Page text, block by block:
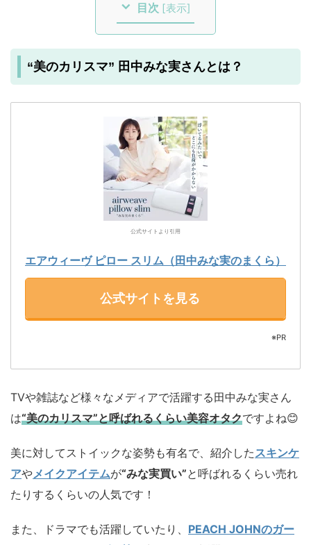
目次 [表示]
“美のカリスマ” 田中みな実さんとは？
公式サイトより引用
エアウィーヴ ピロー スリム（田中みな実のまくら）
公式サイトを見る
※PR
TVや雑誌など様々なメディアで活躍する田中みな実さん
は“美のカリスマ”と呼ばれるくらい美容オタクですよね😊
美に対してストイックな姿勢も有名で、紹介したスキンケ
アやメイクアイテムが“みな実買い”と呼ばれるくらい売れ
たりするくらいの人気です！
また、ドラマでも活躍していたり、 PEACH JOHNのガー